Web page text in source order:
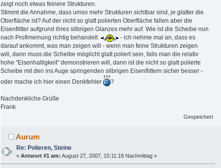
zeigt noch etwas feinere Strukturen.
Stimmt die Annahme, dass umso mehr Strukturen sichtbar sind, je glatter die
Oberfläche ist? Auf der nicht so glatt polierten Oberfläche fallen aber die
Eisenflitter aufgrund ihres silbrigen Glanzes mehr auf. Wie ist die Scheibe nun
nach Profimeinung richtig behandelt
- ich nehme mal an, dass es
darauf ankommt, was man zeigen will - wenn man feine Strukturen zeigen
will, dann muss die Scheibe möglicht glatt poliert sein, falls man die relativ
hohe "Eisenhaltigkeit" demonstrieren will, dann ist die nicht so glatt polierte
Scheibe mit den ins Auge springenden silbrigen Eisenflittern sicher besser -
oder mache ich hier einen Denkfehler
?
Nachdenkliche Grüße
Frank
Gespeichert
Aurum
Re: Polieren, Steine
«Antwort #1 am: August 27, 2007, 15:11:18 Nachmittag »